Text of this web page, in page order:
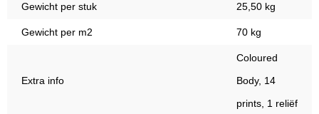
Gewicht per stuk 25,50 kg
Gewicht per m2 70 kg
Extra info
Coloured
Body, 14
prints, 1 reliëf